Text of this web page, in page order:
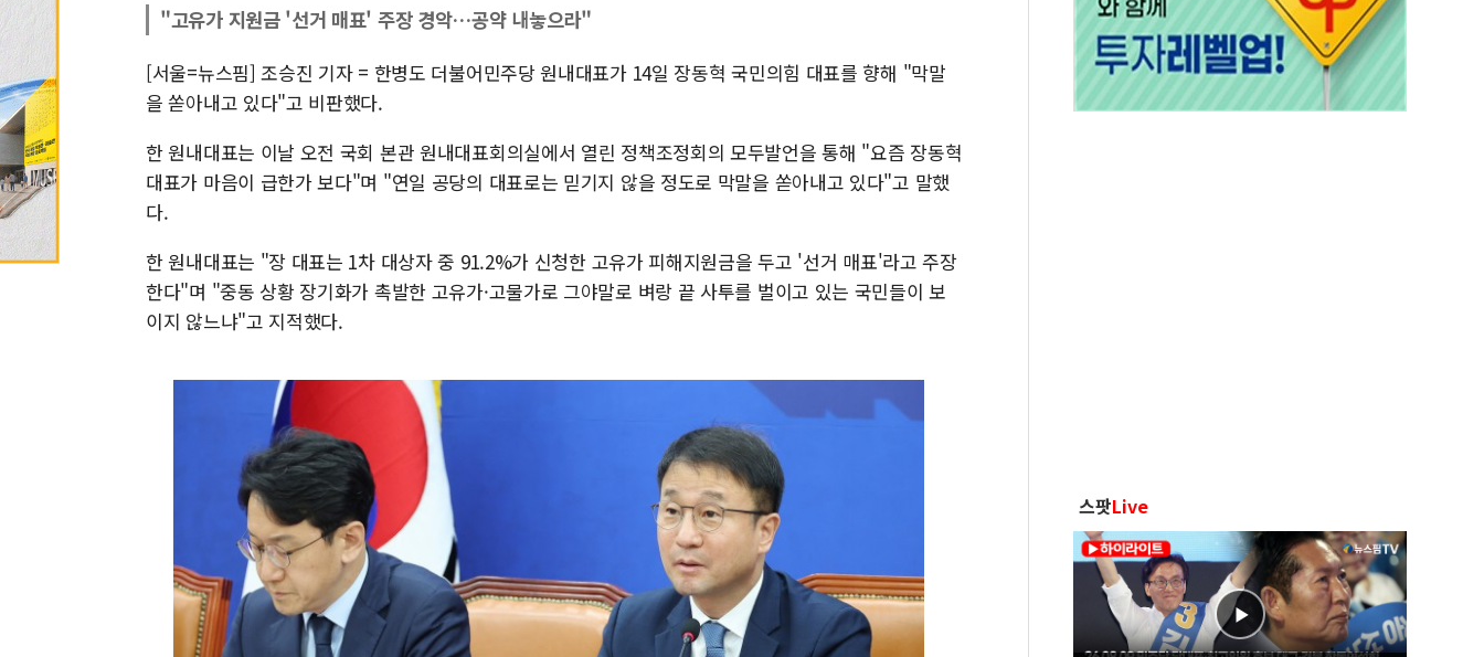
"고유가 지원금 '선거 매표' 주장 경악…공약 내놓으라"
[서울=뉴스핌] 조승진 기자 = 한병도 더불어민주당 원내대표가 14일 장동혁 국민의힘 대표를 향해 "막말
을 쏟아내고 있다"고 비판했다.
한 원내대표는 이날 오전 국회 본관 원내대표회의실에서 열린 정책조정회의 모두발언을 통해 "요즘 장동혁
대표가 마음이 급한가 보다"며 "연일 공당의 대표로는 믿기지 않을 정도로 막말을 쏟아내고 있다"고 말했
다.
한 원내대표는 "장 대표는 1차 대상자 중 91.2%가 신청한 고유가 피해지원금을 두고 '선거 매표'라고 주장
한다"며 "중동 상황 장기화가 촉발한 고유가·고물가로 그야말로 벼랑 끝 사투를 벌이고 있는 국민들이 보
이지 않느냐"고 지적했다.
스팟Live